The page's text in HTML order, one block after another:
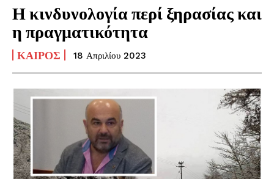
Η κινδυνολογία περί ξηρασίας και
η πραγματικότητα
ΚΑΙΡΌΣ 18 Απριλίου 2023